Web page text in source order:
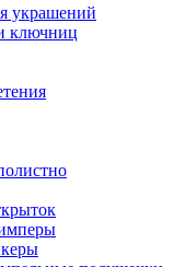
украшений
ключниц